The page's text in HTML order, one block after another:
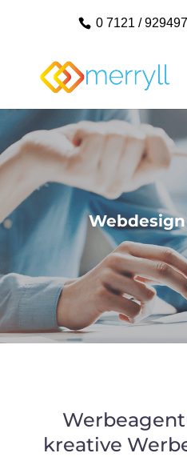
0 7121 /
kreative